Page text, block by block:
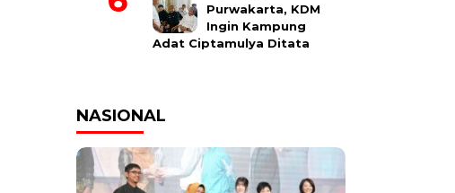
Purwakarta, KDM
Ingin Kampung
Adat Ciptamulya Ditata
NASIONAL